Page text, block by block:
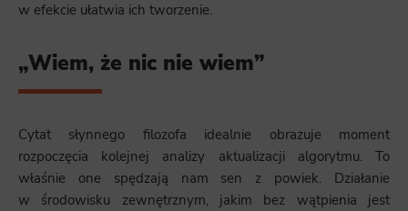
w efekcie ułatwia ich tworzenie.
„Wiem, że nic nie wiem”
Cytat słynnego filozofa idealnie obrazuje moment
rozpoczęcia kolejnej analizy aktualizacji algorytmu. To
właśnie one spędzają nam sen z powiek. Działanie
w środowisku zewnętrznym, jakim bez wątpienia jest